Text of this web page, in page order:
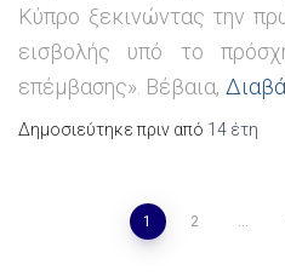
Κύπρο ξεκινώντας την
εισβολής υπό το
επέμβασης». Βέβαια,
Δημοσιεύτηκε πριν από 14 έτη
Πλοήγηση
1 2 …